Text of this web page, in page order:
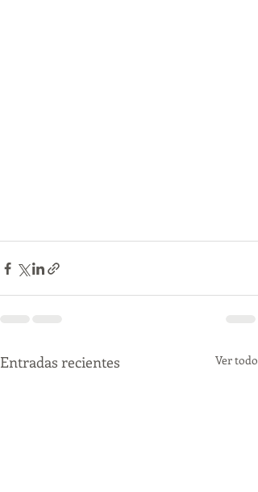
Entradas recientes Ver todo